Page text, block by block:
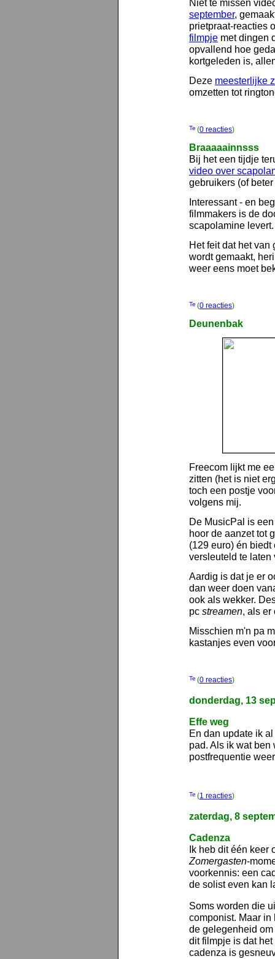
Niet te missen
september,
prietpraat-reacties
filmpje met dingen
opvallend hoe
kortgeleden is,
Deze meesterlijke
omzetten tot
(0 reacties)
Braaaaainnsss
Bij het een tijdje
video over
gebruikers (of beter
Interessant - en
filmmakers is de
scapolamine levert.
Het feit dat het
wordt gemaakt,
weer eens moet
(0 reacties)
Deunenbak
Freecom lijkt me
zitten (het is niet
toch een postje
volgens mij.
De MusicPal is
hoor de aanzet tot
(129 euro) én
versleuteld te laten
Aardig is dat je er
dan weer doen
ook als wekker.
pc streamen, als er
Misschien m'n pa
kastanjes even
(0 reacties)
donderdag, 13
Effe weg
En dan update ik
pad. Als ik wat ben
postfrequentie
(1 reacties)
zaterdag, 8
Cadenza
Ik heb dit één
Zomergasten-
voorkennis: een
de solist even kan
Soms worden die
componist. Maar in
de gelegenheid
dit filmpje is dat
cadenza is